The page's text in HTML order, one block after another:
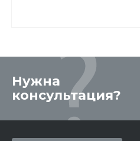
Нужна
консультация?